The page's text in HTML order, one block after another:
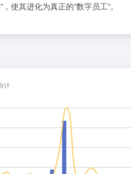
使其进化为真正的”数字员工”。